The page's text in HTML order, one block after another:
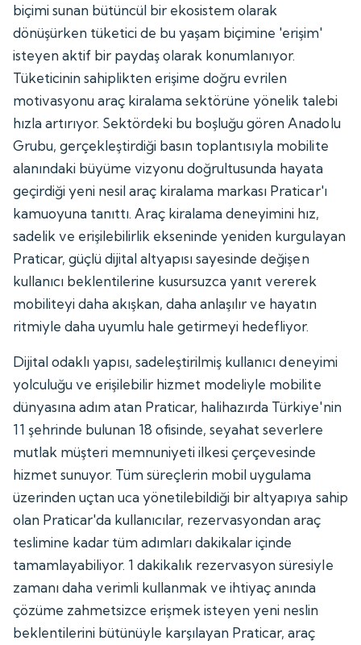
biçimi sunan bütüncül bir ekosistem olarak
dönüşürken tüketici de bu yaşam biçimine 'erişim'
isteyen aktif bir paydaş olarak konumlanıyor.
Tüketicinin sahiplikten erişime doğru evrilen
motivasyonu araç kiralama sektörüne yönelik talebi
hızla artırıyor. Sektördeki bu boşluğu gören Anadolu
Grubu, gerçekleştirdiği basın toplantısıyla mobilite
alanındaki büyüme vizyonu doğrultusunda hayata
geçirdiği yeni nesil araç kiralama markası Praticar'ı
kamuoyuna tanıttı. Araç kiralama deneyimini hız,
sadelik ve erişilebilirlik ekseninde yeniden kurgulayan
Praticar, güçlü dijital altyapısı sayesinde değişen
kullanıcı beklentilerine kusursuzca yanıt vererek
mobiliteyi daha akışkan, daha anlaşılır ve hayatın
ritmiyle daha uyumlu hale getirmeyi hedefliyor.
Dijital odaklı yapısı, sadeleştirilmiş kullanıcı deneyimi
yolculuğu ve erişilebilir hizmet modeliyle mobilite
dünyasına adım atan Praticar, halihazırda Türkiye'nin
11 şehrinde bulunan 18 ofisinde, seyahat severlere
mutlak müşteri memnuniyeti ilkesi çerçevesinde
hizmet sunuyor. Tüm süreçlerin mobil uygulama
üzerinden uçtan uca yönetilebildiği bir altyapıya sahip
olan Praticar'da kullanıcılar, rezervasyondan araç
teslimine kadar tüm adımları dakikalar içinde
tamamlayabiliyor. 1 dakikalık rezervasyon süresiyle
zamanı daha verimli kullanmak ve ihtiyaç anında
çözüme zahmetsizce erişmek isteyen yeni neslin
beklentilerini bütünüyle karşılayan Praticar, araç